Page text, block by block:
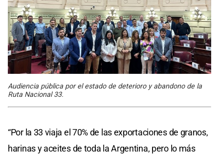
Audiencia pública por el estado de deterioro y abandono de la
Ruta Nacional 33.
“Por la 33 viaja el 70% de las exportaciones de granos,
harinas y aceites de toda la Argentina, pero lo más